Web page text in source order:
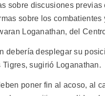
sobre discusiones
sobre los
Loganathan, del
debería desplegar su
sugirió Loganathan.
poner fin al acoso, al